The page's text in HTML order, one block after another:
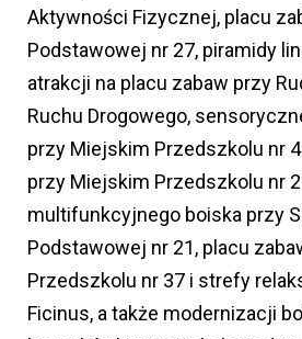
Aktywności Fizycznej, placu
Podstawowej nr 27, piramidy
atrakcji na placu zabaw przy
Ruchu Drogowego,
przy Miejskim Przedszkolu nr
przy Miejskim Przedszkolu nr
multifunkcyjnego boiska przy
Podstawowej nr 21, placu
Przedszkolu nr 37 i strefy
Ficinus, a także modernizacji